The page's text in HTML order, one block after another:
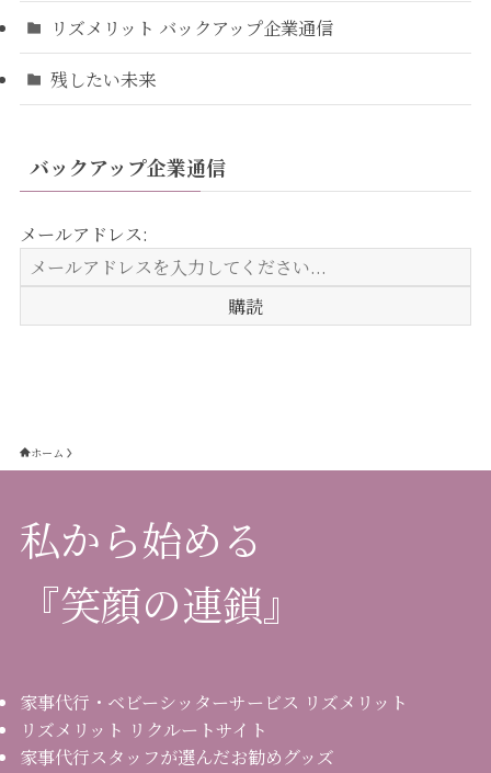
リズメリット バックアップ企業通信
残したい未来
バックアップ企業通信
メールアドレス:
ホーム
私から始める
『笑顔の連鎖』
家事代行・ベビーシッターサービス リズメリット
リズメリット リクルートサイト
家事代行スタッフが選んだお勧めグッズ